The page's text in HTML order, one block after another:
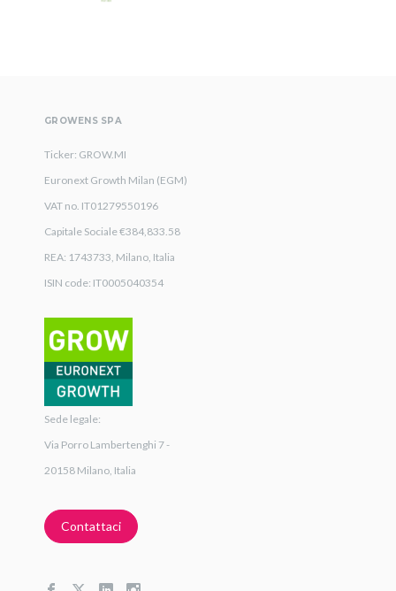
GROWENS SPA
Ticker: GROW.MI
Euronext Growth Milan (EGM)
VAT no. IT01279550196
Capitale Sociale €384,833.58
REA: 1743733, Milano, Italia
ISIN code: IT0005040354
Sede legale:
Via Porro Lambertenghi 7 -
20158 Milano, Italia
Contattaci